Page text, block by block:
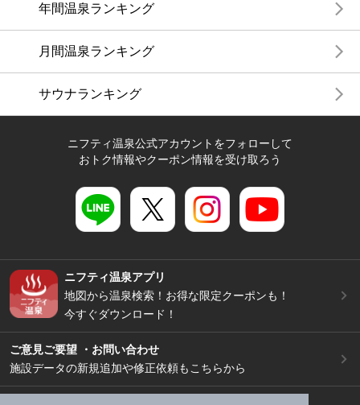
年間温泉ランキング
月間温泉ランキング
サウナランキング
ニフティ温泉公式アカウントをフォローして
おトク情報やクーポン情報を受け取ろう
ニフティ温泉アプリ
地図から温泉検索！お得な限定クーポンも！
今すぐダウンロード！
ご意見ご要望 ・お問い合わせ
施設データの新規追加や修正依頼もこちらから